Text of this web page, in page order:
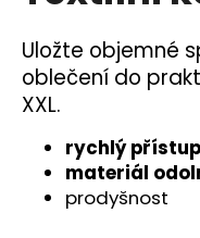
z
5
hvězdiček.
Uložte objemné
oblečení do
XXL.
rychlý
materiál
prodyšnost
D